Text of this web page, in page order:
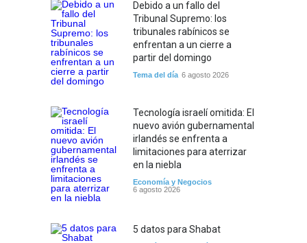
Debido a un fallo del
Tribunal Supremo: los
tribunales rabínicos se
enfrentan a un cierre a
partir del domingo
Tema del día 6 agosto 2026
Tecnología israelí omitida: El
nuevo avión gubernamental
irlandés se enfrenta a
limitaciones para aterrizar
en la niebla
Economía y Negocios
6 agosto 2026
5 datos para Shabat